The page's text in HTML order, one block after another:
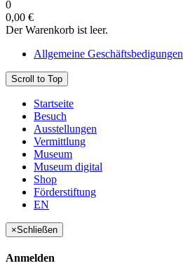
0
0,00 €
Der Warenkorb ist leer.
Allgemeine Geschäftsbedigungen
Scroll to Top
Startseite
Besuch
Ausstellungen
Vermittlung
Museum
Museum digital
Shop
Förderstiftung
EN
×Schließen
Anmelden